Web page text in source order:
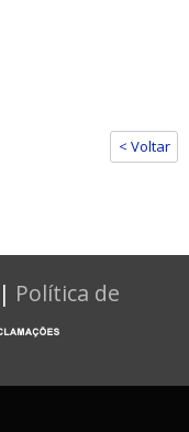
< Voltar
| Política de